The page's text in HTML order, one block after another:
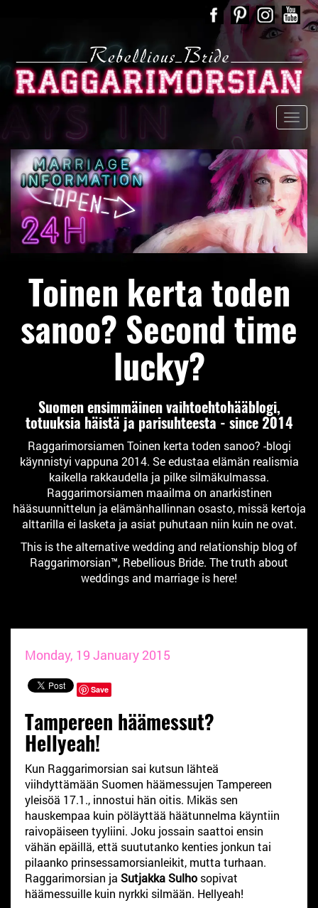
Toinen kerta toden
sanoo? Second time
lucky?
Suomen ensimmäinen vaihtoehtohääblogi,
totuuksia häistä ja parisuhteesta - since 2014
Raggarimorsiamen Toinen kerta toden sanoo? -blogi
käynnistyi vappuna 2014. Se edustaa elämän realismia
kaikella rakkaudella ja pilke silmäkulmassa.
Raggarimorsiamen maailma on anarkistinen
hääsuunnittelun ja elämänhallinnan osasto, missä kertoja
alttarilla ei lasketa ja asiat puhutaan niin kuin ne ovat.
This is the alternative wedding and relationship blog of
Raggarimorsian™, Rebellious Bride. The truth about
weddings and marriage is here!
Monday, 19 January 2015
Save
Tampereen häämessut?
Hellyeah!
Kun Raggarimorsian sai kutsun lähteä
viihdyttämään Suomen häämessujen Tampereen
yleisöä 17.1., innostui hän oitis. Mikäs sen
hauskempaa kuin pöläyttää häätunnelma käyntiin
raivopäiseen tyyliini. Joku jossain saattoi ensin
vähän epäillä, että suututanko kenties jonkun tai
pilaanko prinsessamorsianleikit, mutta turhaan.
Raggarimorsian ja Sutjakka Sulho sopivat
häämessuille kuin nyrkki silmään. Hellyeah!